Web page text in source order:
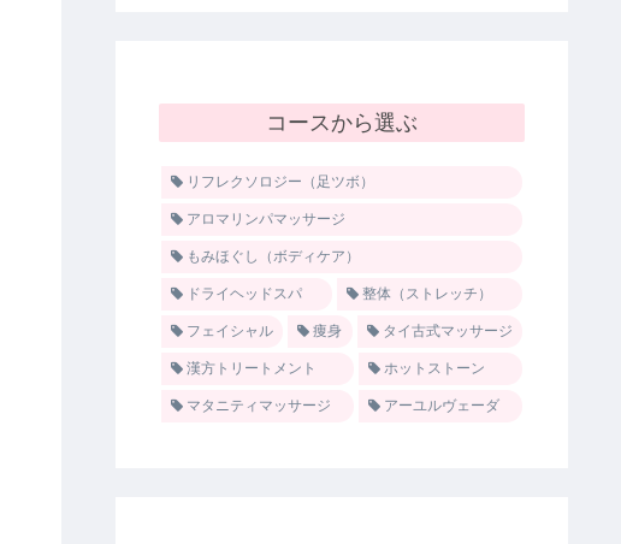
コースから選ぶ
リフレクソロジー（足ツボ）
アロマリンパマッサージ
もみほぐし（ボディケア）
ドライヘッドスパ 整体（ストレッチ）
フェイシャル 痩身 タイ古式マッサージ
漢方トリートメント ホットストーン
マタニティマッサージ アーユルヴェーダ